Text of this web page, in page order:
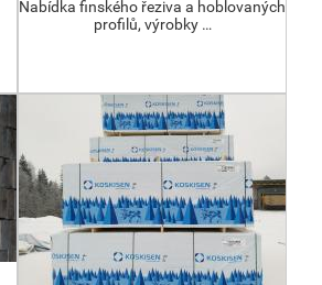
Nabídka finského řeziva a hoblovaných
profilů, výrobky …